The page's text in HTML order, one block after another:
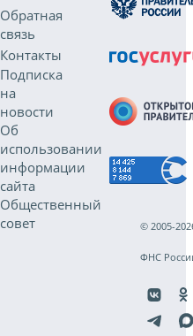
Обратная
связь
Контакты
Подписка
на
новости
Об
использовании
информации
сайта
Общественный
совет
© 2005-
ФНС